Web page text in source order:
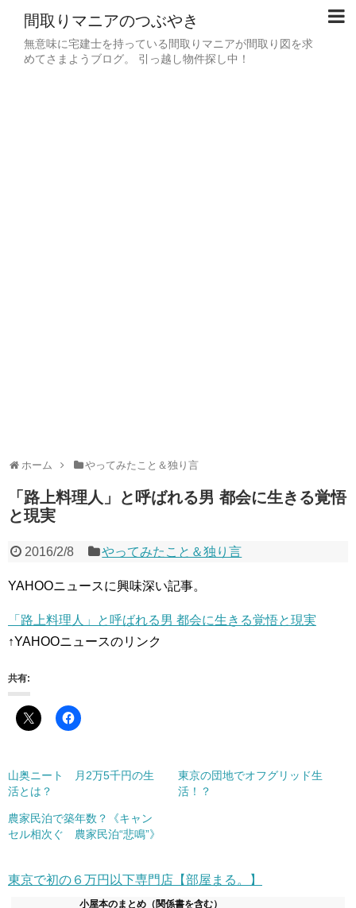
間取りマニアのつぶやき
無意味に宅建士を持っている間取りマニアが間取り図を求
めてさまようブログ。 引っ越し物件探し中！
ホーム やってみたこと＆独り言
「路上料理人」と呼ばれる男 都会に生きる覚悟
と現実
2016/2/8 やってみたこと＆独り言
YAHOOニュースに興味深い記事。
「路上料理人」と呼ばれる男 都会に生きる覚悟と現実
↑YAHOOニュースのリンク
共有:
山奥ニート 月2万5千円の生
活とは？
東京の団地でオフグリッド生
活！？
農家民泊で築年数？《キャン
セル相次ぐ 農家民泊“悲鳴”》
東京で初の６万円以下専門店【部屋まる。】
小屋本のまとめ（関係書を含む）